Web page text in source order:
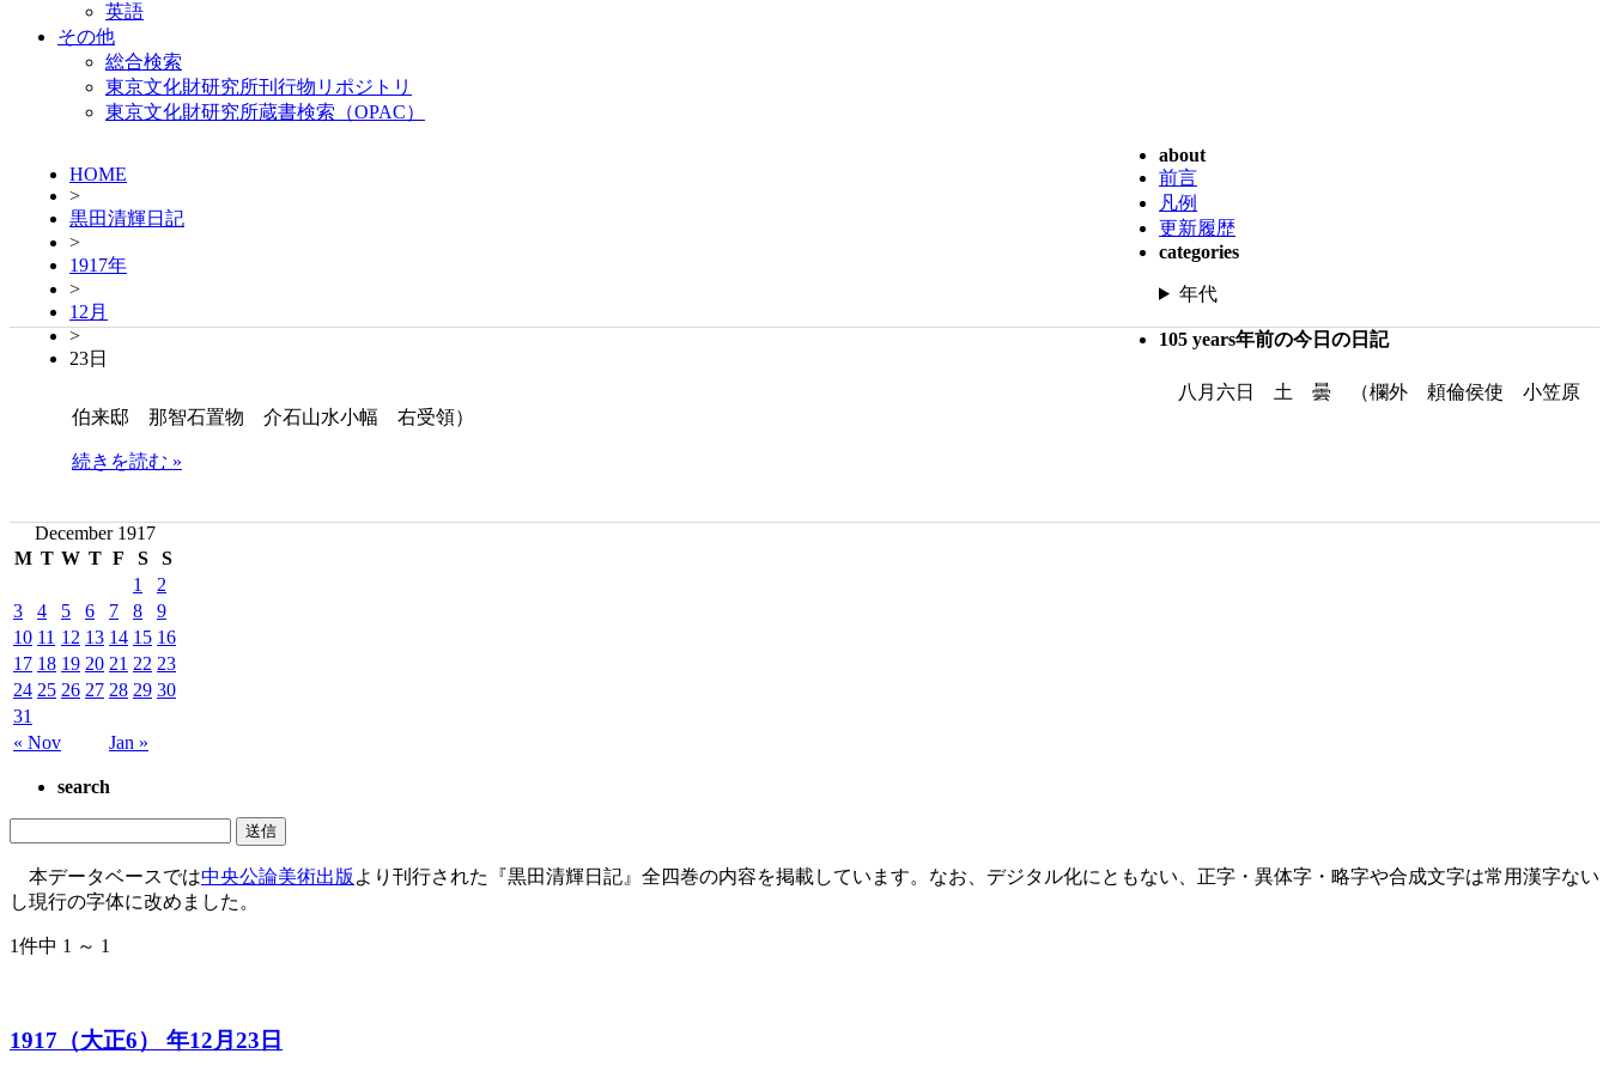
英語
その他
総合検索
東京文化財研究所刊行物リポジトリ
東京文化財研究所蔵書検索（OPAC）
HOME
>
黒田清輝日記
>
1917年
>
12月
>
23日
about
前言
凡例
更新履歴
categories
年代
105 years年前の今日の日記
八月六日 土 曇 （欄外 頼倫侯使 小笠原
伯来邸 那智石置物 介石山水小幅 右受領）
続きを読む »
December 1917
M T W T F S S
« Nov Jan »
1
2
3
4 5 6 7 8
9
10 11 12 13 14 15 16
17 18 19 20 21 22 23
24 25 26 27 28 29 30
31
search
本データベースでは中央公論美術出版 より刊行された『黒田清輝日記』全四巻の内容を掲載しています。なお、デジタル化にともない、正字・異体字・略字や合成文字は常用漢字ない
し現行の字体に改めました。
1件中 1 ～ 1
1917（大正6） 年12月23日